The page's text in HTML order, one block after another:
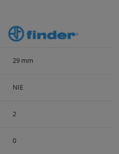
29 mm
NIE
2
0